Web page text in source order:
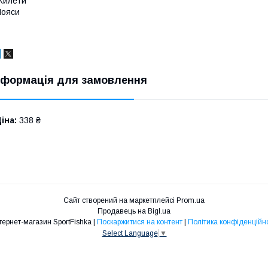
для замовлення
338 ₴
Сайт створений на маркетплейсі Prom.ua
Продавець на Bigl.ua
Интернет-магазин SportFishka | Поскаржитися на контент | Політика
Select Language ▼